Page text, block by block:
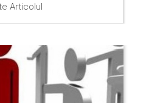
Articolul